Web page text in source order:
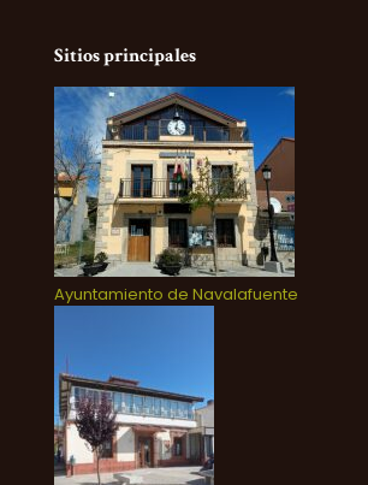
Sitios principales
Ayuntamiento de Navalafuente